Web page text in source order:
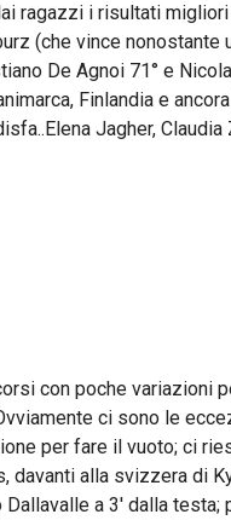
ragazzi i risultati
(che vince nonostante
De Agnoi 71° e
Finlandia e
Jagher,
con poche variazioni
ci sono le
per fare il vuoto; ci
davanti alla svizzera di
a 3′ dalla testa;